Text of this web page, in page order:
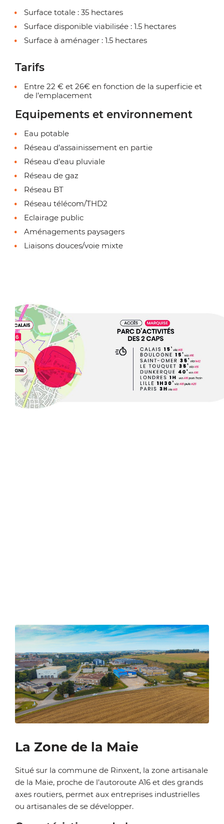
Surface totale : 35 hectares
Surface disponible viabilisée : 1.5 hectares
Surface à aménager : 1.5 hectares
Tarifs
Entre 22 € et 26€ en fonction de la superficie et
de l’emplacement
Equipements et environnement
Eau potable
Réseau d’assainissement en partie
Réseau d’eau pluviale
Réseau de gaz
Réseau BT
Réseau télécom/THD2
Eclairage public
Aménagements paysagers
Liaisons douces/voie mixte
La Zone de la Maie
Situé sur la commune de Rinxent, la zone artisanale
de la Maie, proche de l’autoroute A16 et des grands
axes routiers, permet aux entreprises industrielles
ou artisanales de se développer.